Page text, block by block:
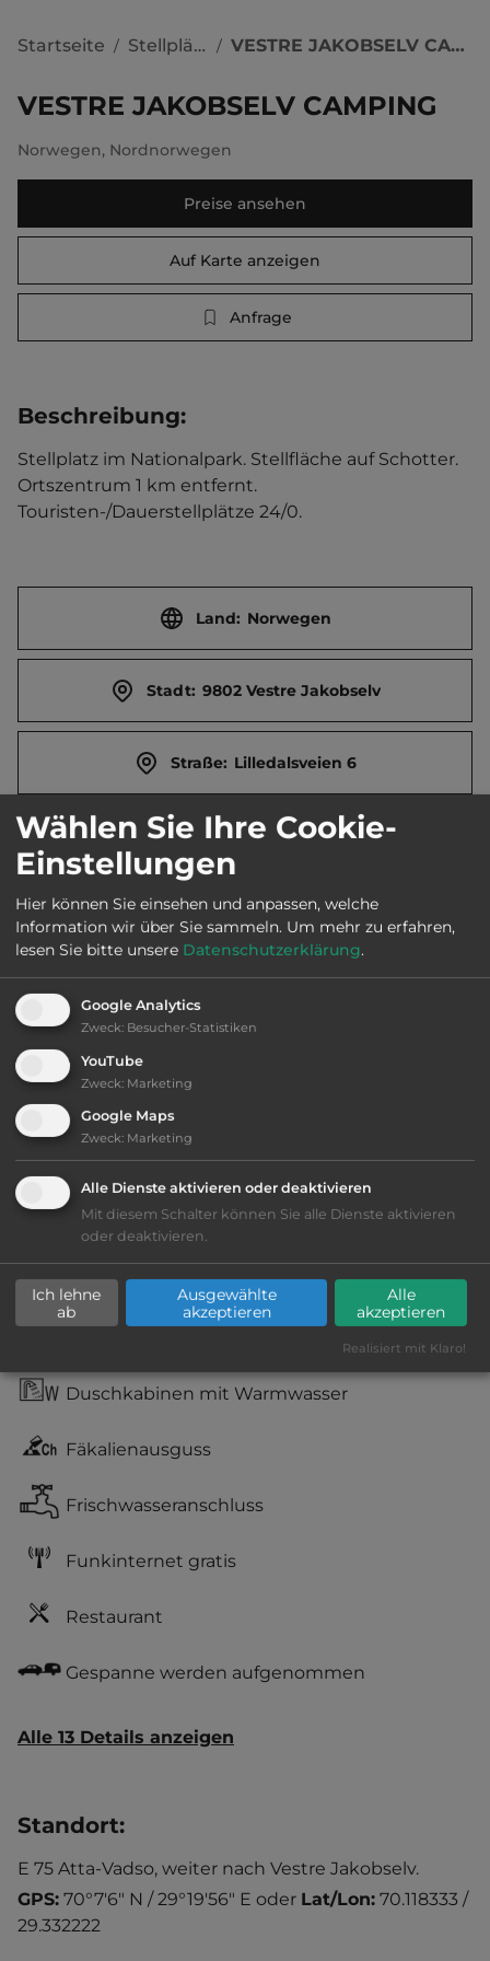
Startseite / Stellplätze / VESTRE JAKOBSELV CAMPING
VESTRE JAKOBSELV CAMPING
Norwegen, Nordnorwegen
Preise ansehen
Auf Karte anzeigen
Anfrage
Beschreibung:
Stellplatz im Nationalpark. Stellfläche auf Schotter.
Ortszentrum 1 km entfernt.
Touristen-/Dauerstellplätze 24/0.
Land: Norwegen
Stadt: 9802 Vestre Jakobselv
Straße: Lilledalsveien 6
Öffnungszeiten: Ganzjährig geöffnet
Ausstattung:
Geräuschkulisse: erträgliche
Lärmbelästigung
Stromanschluss
WC
Duschkabinen mit Warmwasser
Fäkalienausguss
Frischwasseranschluss
Funkinternet gratis
Restaurant
Gespanne werden aufgenommen
Alle 13 Details anzeigen
Standort:
E 75 Atta-Vadso, weiter nach Vestre Jakobselv.
GPS: 70°7'6" N / 29°19'56" E oder Lat/Lon: 70.118333 /
29.332222
Wählen Sie Ihre Cookie-
Einstellungen
Hier können Sie einsehen und anpassen, welche
Information wir über Sie sammeln. Um mehr zu erfahren,
lesen Sie bitte unsere Datenschutzerklärung.
Google Analytics
Zweck: Besucher-Statistiken
YouTube
Zweck: Marketing
Google Maps
Zweck: Marketing
Alle Dienste aktivieren oder deaktivieren
Mit diesem Schalter können Sie alle Dienste aktivieren
oder deaktivieren.
Ich lehne
ab
Ausgewählte
akzeptieren
Alle
akzeptieren
Realisiert mit Klaro!